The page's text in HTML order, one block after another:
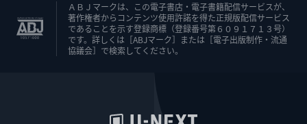
ＡＢＪマークは、この電子書店・電子書籍配信サービスが、
著作権者からコンテンツ使用許諾を得た正規版配信サービス
であることを示す登録商標（登録番号第６０９１７１３号）
です。詳しくは［ABJマーク］または［電子出版制作・流通
協議会］で検索してください。